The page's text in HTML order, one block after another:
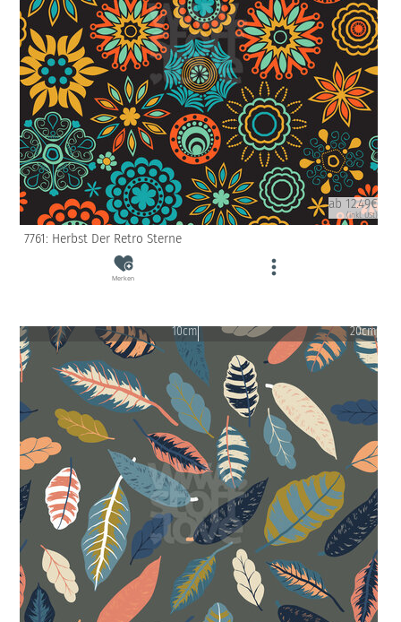
ab 12.49€
(inkl. USt)
7761: Herbst Der Retro Sterne
Merken
10cm 20cm